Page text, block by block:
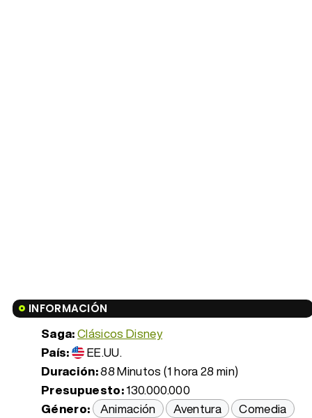
INFORMACIÓN
Saga:Clásicos Disney
País:
EE.UU.
Duración:88 Minutos (1 hora 28 min)
Presupuesto:130.000.000
Género: Animación Aventura
Comedia